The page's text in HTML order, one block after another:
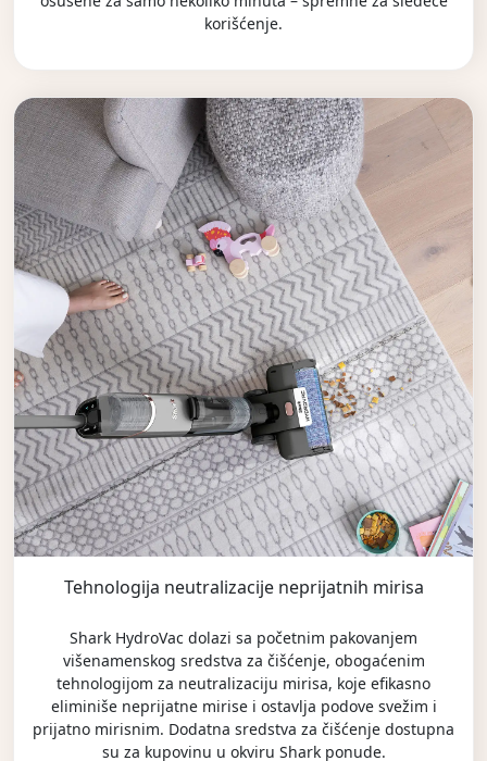
korišćenje.
Tehnologija neutralizacije neprijatnih mirisa
Shark HydroVac dolazi sa početnim pakovanjem
višenamenskog sredstva za čišćenje, obogaćenim
tehnologijom za neutralizaciju mirisa, koje efikasno
eliminiše neprijatne mirise i ostavlja podove svežim i
prijatno mirisnim. Dodatna sredstva za čišćenje dostupna
su za kupovinu u okviru Shark ponude.